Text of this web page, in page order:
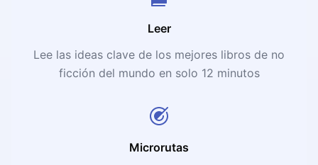
Leer
Lee las ideas clave de los mejores libros de no
ficción del mundo en solo 12 minutos
Microrutas